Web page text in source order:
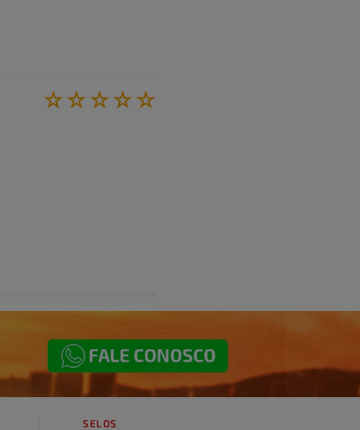
☆☆☆☆☆
SELOS